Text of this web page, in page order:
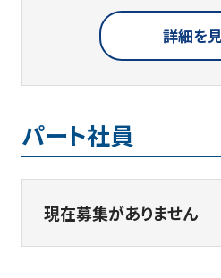
詳細を
パート社員
現在募集がありません